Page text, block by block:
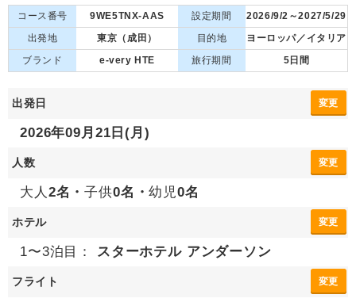
コース番号 9WE5TNX-AAS 設定期間
2026/9/2～2027/5/29
出発地
東京（成田） 目的地
ヨーロッパ／イタリア
ブランド
e-very HTE 旅行期間 5日間
出発日 変更
2026年09月21日(月)
人数 変更
大人 2名・子供0名・幼児0名
ホテル 変更
1〜3泊目： スターホテル アンダーソン
フライト 変更